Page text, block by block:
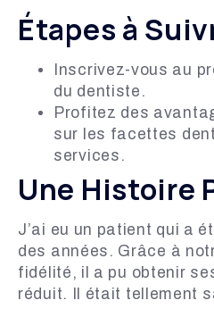
Étapes à
Inscrivez-vous au
du dentiste.
Profitez des
sur les facettes
services.
Une Histoire
J’ai eu un patient qui a
des années. Grâce à
fidélité, il a pu obtenir
réduit. Il était tellement